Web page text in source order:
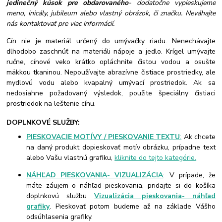
jedinečný kúsok pre obdarovaného- dodatočne vypieskujeme
meno, inicály, jubileum alebo vlastný obrázok, či značku. Neváhajte
nás kontaktovať pre viac informácií.
Cín nie je materiál určený do umývačky riadu. Nenechávajte
dlhodobo zaschnúť na materiáli nápoje a jedlo. Krígel umývajte
ručne, cínové veko krátko opláchnite čistou vodou a osušte
mäkkou tkaninou. Nepoužívajte abrazívne čistiace prostriedky, ale
mydlovú vodu alebo kvapalný umývací prostriedok. Ak sa
nedosiahne požadovaný výsledok, použite špeciálny čistiaci
prostriedok na leštenie cínu.
DOPLNKOVÉ SLUŽBY:
PIESKOVACIE MOTÍVY / PIESKOVANIE TEXTU: Ak chcete
na daný produkt dopieskovať motív obrázku, prípadne text
alebo Vašu vlastnú grafiku,kliknite do tejto kategórie.
NÁHĽAD PIESKOVANIA- VIZUALIZÁCIA: V prípade, že
máte záujem o náhľad pieskovania, pridajte si do košíka
doplnkovú službuVizualizácia pieskovania- náhľad
grafiky. Pieskovať potom budeme až na základe Vášho
odsúhlasenia grafiky.